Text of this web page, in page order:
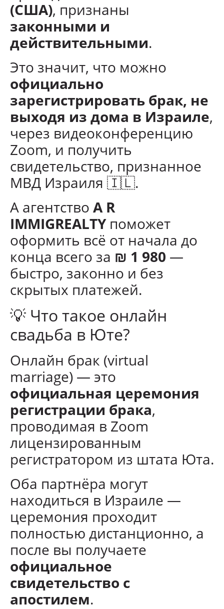
(США), признаны
законными и
действительными.
Это значит, что можно
официально
зарегистрировать брак, не
выходя из дома в Израиле,
через видеоконференцию
Zoom, и получить
свидетельство, признанное
МВД Израиля 🇮🇱.
А агентство A R
IMMIGREALTYпоможет
оформить всё от начала до
конца всего за ₪ 1 980 —
быстро, законно и без
скрытых платежей.
💡 Что такое онлайн
свадьба в Юте?
Онлайн брак (virtual
marriage) — это
официальная церемония
регистрации брака,
проводимая в Zoom
лицензированным
регистратором из штата Юта.
Оба партнёра могут
находиться в Израиле —
церемония проходит
полностью дистанционно, а
после вы получаете
официальное
свидетельство с
апостилем.